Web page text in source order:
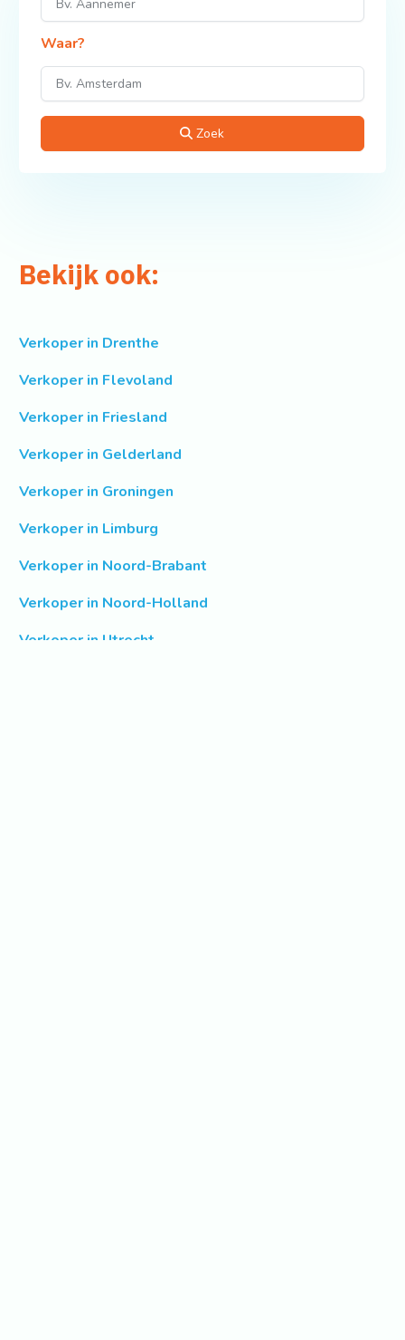
Waar?
Zoek
Bekijk ook:
Verkoper in Drenthe
Verkoper in Flevoland
Verkoper in Friesland
Verkoper in Gelderland
Verkoper in Groningen
Verkoper in Limburg
Verkoper in Noord-Brabant
Verkoper in Noord-Holland
Verkoper in Utrecht